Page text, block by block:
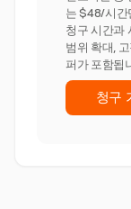
는 $48/시간
청구 시간과
범위 확대,
퍼가 포함됩
청구